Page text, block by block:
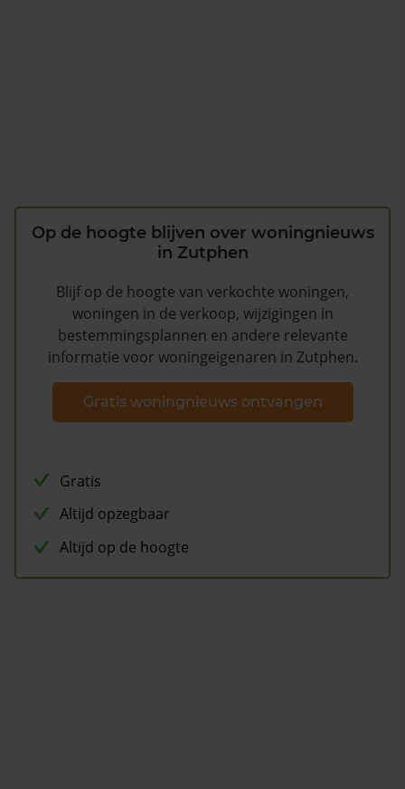
Op de hoogte blijven over woningnieuws
in Zutphen
Blijf op de hoogte van verkochte woningen,
woningen in de verkoop, wijzigingen in
bestemmingsplannen en andere relevante
informatie voor woningeigenaren in Zutphen.
Gratis woningnieuws ontvangen
Gratis
Altijd opzegbaar
Altijd op de hoogte